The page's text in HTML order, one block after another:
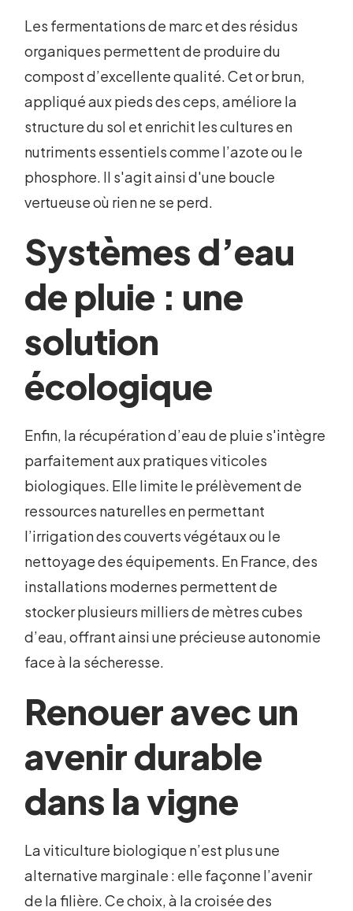
Les fermentations de marc et des résidus
organiques permettent de produire du
compost d’excellente qualité. Cet or brun,
appliqué aux pieds des ceps, améliore la
structure du sol et enrichit les cultures en
nutriments essentiels comme l’azote ou le
phosphore. Il s'agit ainsi d'une boucle
vertueuse où rien ne se perd.
Systèmes d’eau
de pluie : une
solution
écologique
Enfin, la récupération d’eau de pluie s'intègre
parfaitement aux pratiques viticoles
biologiques. Elle limite le prélèvement de
ressources naturelles en permettant
l’irrigation des couverts végétaux ou le
nettoyage des équipements. En France, des
installations modernes permettent de
stocker plusieurs milliers de mètres cubes
d’eau, offrant ainsi une précieuse autonomie
face à la sécheresse.
Renouer avec un
avenir durable
dans la vigne
La viticulture biologique n’est plus une
alternative marginale : elle façonne l’avenir
de la filière. Ce choix, à la croisée des